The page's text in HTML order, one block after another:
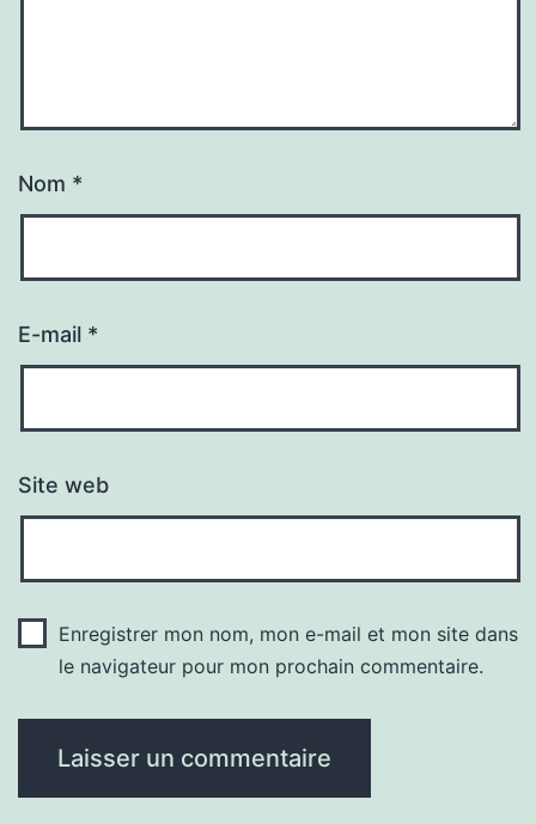
Nom *
E-mail *
Site web
Enregistrer mon nom, mon e-mail et mon site dans
le navigateur pour mon prochain commentaire.